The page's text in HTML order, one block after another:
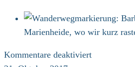
(25
km)
Marienheide, wo wir kurz
Kommentare deaktiviertfür